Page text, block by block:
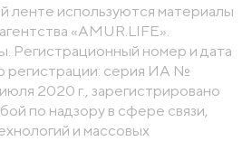
ленте используются материалы
«AMUR.LIFE».
Регистрационный номер и дата
регистрации: серия ИА №
2020 г., зарегистрировано
по надзору в сфере связи,
и массовых